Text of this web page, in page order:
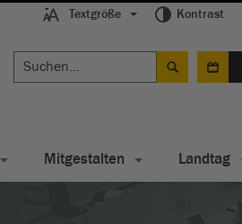
Textgröße Kontrast
Mitgestalten Landtag